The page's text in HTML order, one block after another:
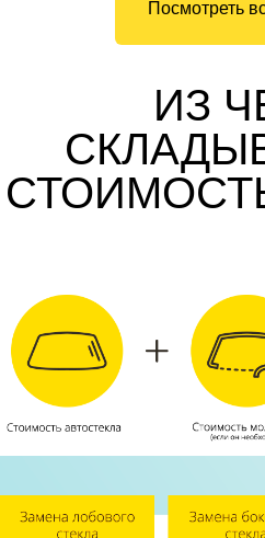
Посмотреть
ИЗ